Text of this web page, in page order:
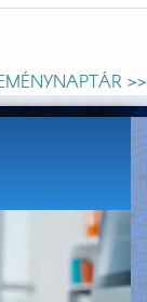
>>